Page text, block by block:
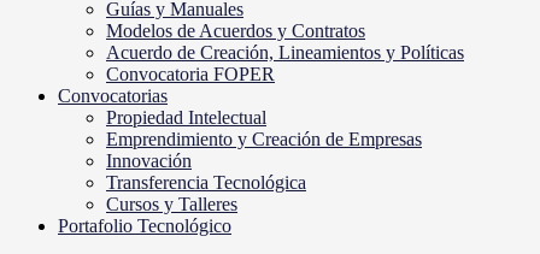
Guías y Manuales
Modelos de Acuerdos y Contratos
Acuerdo de Creación, Lineamientos y Políticas
Convocatoria FOPER
Convocatorias
Propiedad Intelectual
Emprendimiento y Creación de Empresas
Innovación
Transferencia Tecnológica
Cursos y Talleres
Portafolio Tecnológico